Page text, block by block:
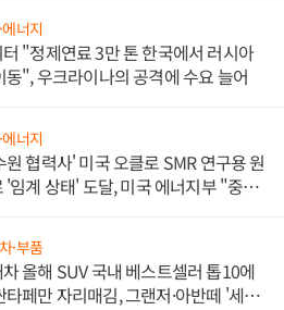
너지
"정제연료 3만 톤 한국에서 러시아
동", 우크라이나의 공격에 수요 늘어
너지
원 협력사' 미국 오클로 SMR 연구용 원
'임계 상태' 도달, 미국 에너지부 "중요
·부품
올해 SUV 국내 베스트셀러 톱10에
타페만 자리매김, 그랜저·아반떼 '세단